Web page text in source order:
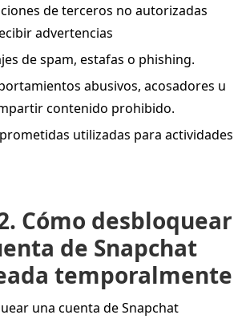
de terceros no autorizadas
advertencias
de spam, estafas o phishing.
abusivos, acosadores u
contenido prohibido.
utilizadas para actividades
Cómo desbloquear
de Snapchat
temporalmente
una cuenta de Snapchat